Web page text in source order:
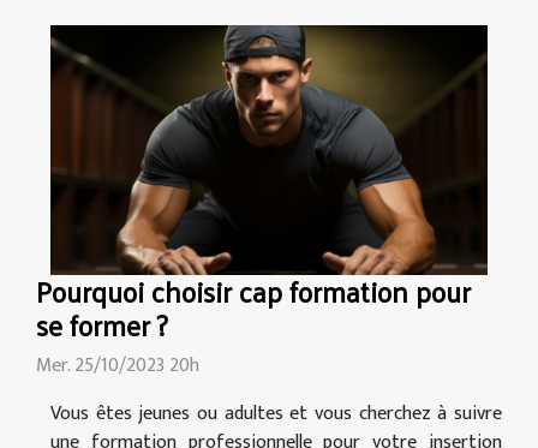
Pourquoi choisir cap formation pour
se former ?
Mer. 25/10/2023 20h
Vous êtes jeunes ou adultes et vous cherchez à suivre